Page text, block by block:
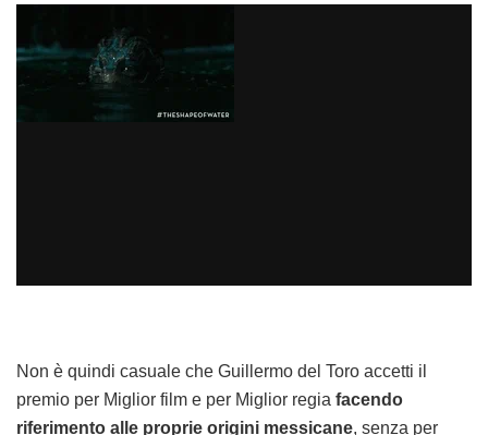
Non è quindi casuale che Guillermo del Toro accetti il
premio per Miglior film e per Miglior regia facendo
riferimento alle proprie origini messicane, senza per